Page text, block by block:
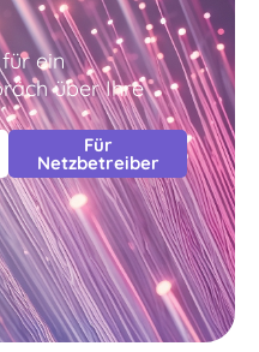
ein
über Ihre
Für
Netzbetreiber